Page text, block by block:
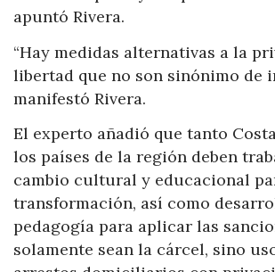
apuntó Rivera.
“Hay medidas alternativas a la
libertad que no son sinónimo de
manifestó Rivera.
El experto añadió que tanto
los países de la región deben
cambio cultural y educacional
transformación, así como
pedagogía para aplicar las
solamente sean la cárcel, sino